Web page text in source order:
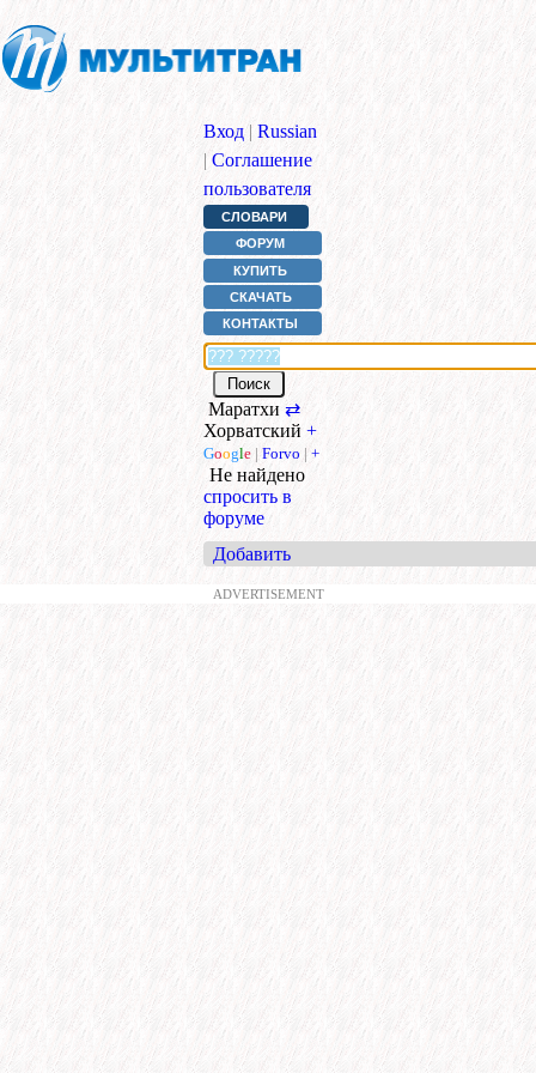
Вход | Russian
| Соглашение
пользователя
СЛОВАРИ
ФОРУМ
КУПИТЬ
СКАЧАТЬ
КОНТАКТЫ
Маратхи ⇄
Хорватский +
Google | Forvo | +
Не найдено
спросить в
форуме
Добавить
ADVERTISEMENT